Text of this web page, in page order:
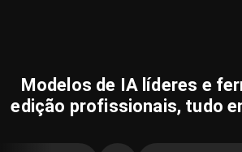
Modelos de IA líderes e
edição profissionais, tudo